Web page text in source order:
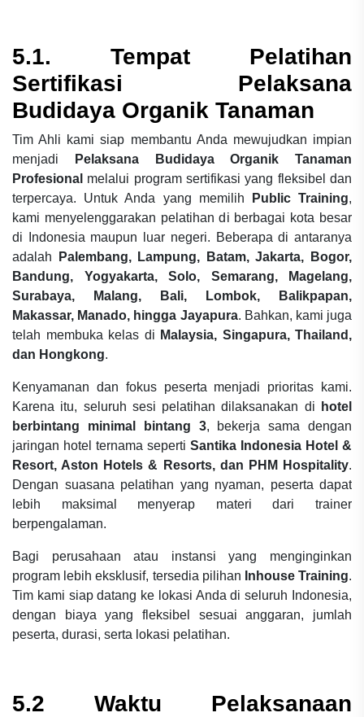
5.1. Tempat Pelatihan
Sertifikasi Pelaksana
Budidaya Organik Tanaman
Tim Ahli kami siap membantu Anda mewujudkan impian
menjadi
Pelaksana Budidaya Organik Tanaman
Profesional melalui program sertifikasi yang fleksibel dan
terpercaya. Untuk Anda yang memilih
Public Training,
kami menyelenggarakan pelatihan di berbagai kota besar
di Indonesia maupun luar negeri. Beberapa di antaranya
adalah
Palembang, Lampung, Batam, Jakarta, Bogor,
Bandung, Yogyakarta, Solo, Semarang, Magelang,
Surabaya, Malang, Bali, Lombok, Balikpapan,
Makassar, Manado, hingga Jayapura. Bahkan, kami juga
telah membuka kelas di Malaysia, Singapura, Thailand,
dan Hongkong.
Kenyamanan dan fokus peserta menjadi prioritas kami.
Karena itu, seluruh sesi pelatihan dilaksanakan di
hotel
berbintang minimal bintang 3, bekerja sama dengan
jaringan hotel ternama seperti Santika Indonesia Hotel &
Resort, Aston Hotels & Resorts, dan PHM Hospitality.
Dengan suasana pelatihan yang nyaman, peserta dapat
lebih maksimal menyerap materi dari trainer
berpengalaman.
Bagi perusahaan atau instansi yang menginginkan
program lebih eksklusif, tersedia pilihan Inhouse Training.
Tim kami siap datang ke lokasi Anda di seluruh Indonesia,
dengan biaya yang fleksibel sesuai anggaran, jumlah
peserta, durasi, serta lokasi pelatihan.
5.2 Waktu Pelaksanaan